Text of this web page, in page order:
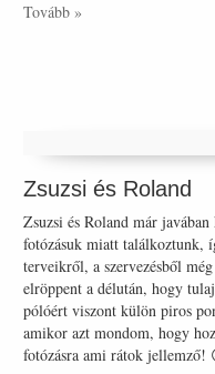
Tovább »
Zsuzsi és Roland
Zsuzsi és Roland már
fotózásuk miatt találkoztunk,
terveikről, a szervezésből
elröppent a délután, hogy
pólóért viszont külön piros
amikor azt mondom, hogy
fotózásra ami rátok jellemző!